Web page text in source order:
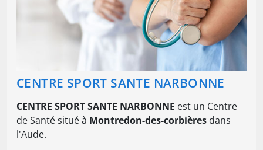
CENTRE SPORT SANTE NARBONNE
CENTRE SPORT SANTE NARBONNE est un Centre
de Santé situé à Montredon-des-corbières dans
l'Aude.